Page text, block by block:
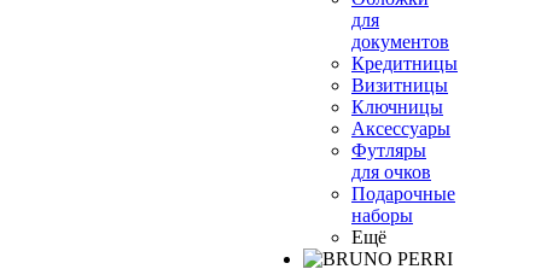
для
документов
Кредитницы
Визитницы
Ключницы
Аксессуары
Футляры
для очков
Подарочные
наборы
Ещё